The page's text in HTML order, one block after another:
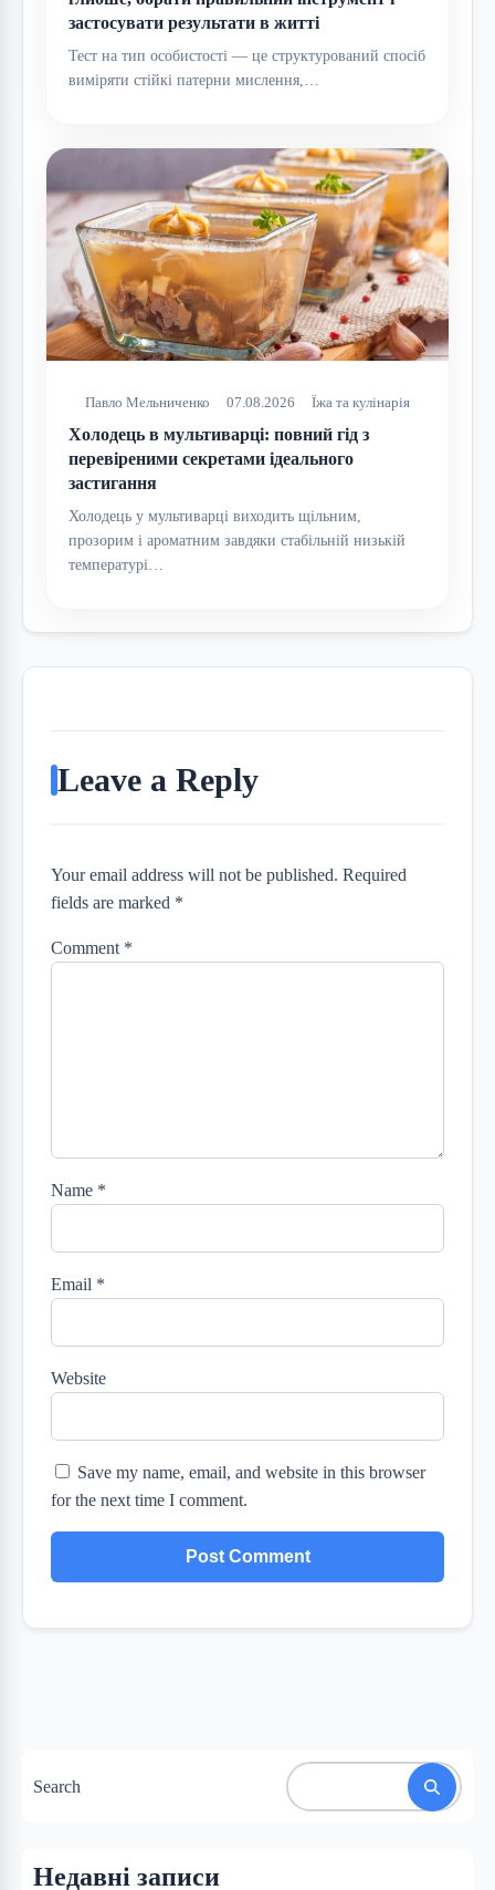
застосувати результати в житті
Тест на тип особистості — це структурований спосіб
виміряти стійкі патерни мислення,…
Павло Мельниченко 07.08.2026 Їжа та кулінарія
Холодець в мультиварці: повний гід з
перевіреними секретами ідеального
застигання
Холодець у мультиварці виходить щільним,
прозорим і ароматним завдяки стабільній низькій
температурі…
Leave a Reply
Your email address will not be published. Required
fields are marked *
Comment *
Name *
Email *
Website
Save my name, email, and website in this browser
for the next time I comment.
Search
Недавні записи